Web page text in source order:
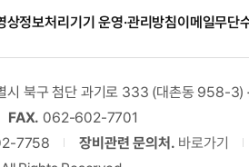
상정보처리기기 운영·관리방침이메일무단
시 북구 첨단 과기로 333 (대촌동 958-3)
FAX. 062-602-7701
7758 장비관련 문의처. 바로가기